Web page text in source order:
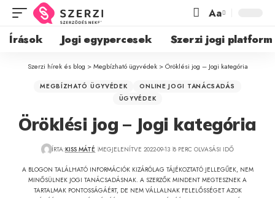
Aa
Írások Jogi egypercesek Szerzi jogi platform
Szerzi hírek és blog >Megbízható ügyvédek>Öröklési jog – Jogi kategória
MEGBÍZHATÓ ÜGYVÉDEK
ONLINE JOGI TANÁCSADÁS
ÜGYVÉDEK
Öröklési jog – Jogi kategória
ÍRTA:KISS MÁTÉ MEGJELENÍTVE 2022-09-13 8 PERC OLVASÁSI IDŐ
A BLOGON TALÁLHATÓ INFORMÁCIÓK KIZÁRÓLAG TÁJÉKOZTATÓ JELLEGŰEK, NEM
MINŐSÜLNEK JOGI TANÁCSADÁSNAK. A SZERZŐK MINDENT MEGTESZNEK A
TARTALMAK PONTOSSÁGÁÉRT, DE NEM VÁLLALNAK FELELŐSSÉGET AZOK